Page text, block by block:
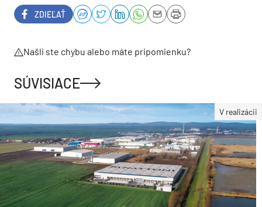
ZDIEĽAŤ
Našli ste chybu alebo máte pripomienku?
SÚVISIACE
V realizácii